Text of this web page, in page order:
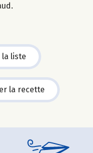
la liste
la recette